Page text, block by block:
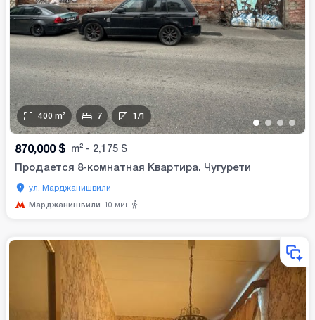
••••
400 m² 7 1 /1
870,000 $ m² - 2,175 $
Продается 8-комнатная Квартира. Чугурети
ул. Марджанишвили
Марджанишвили 10 мин